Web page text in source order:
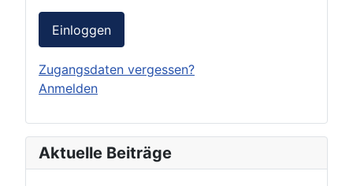
Einloggen
Zugangsdaten vergessen?
Anmelden
Aktuelle Beiträge